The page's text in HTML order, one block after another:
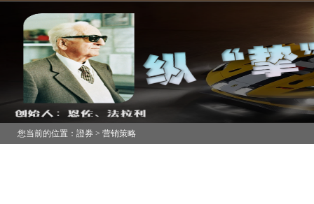
您当前的位置：證券 > 营销策略